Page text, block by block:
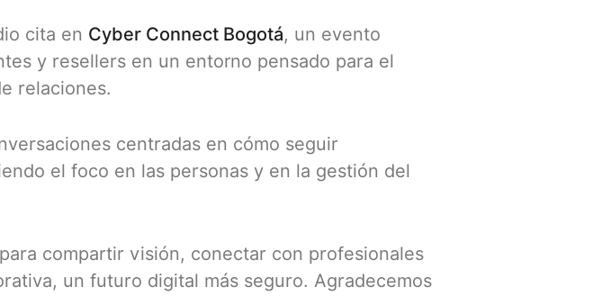
cita en Cyber Connect Bogotá, un evento
y resellers en un entorno pensado para el
relaciones.
centradas en cómo seguir
el foco en las personas y en la gestión del
compartir visión, conectar con profesionales
un futuro digital más seguro. Agradecemos